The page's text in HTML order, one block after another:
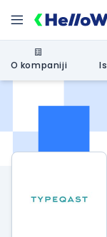
O kompaniji